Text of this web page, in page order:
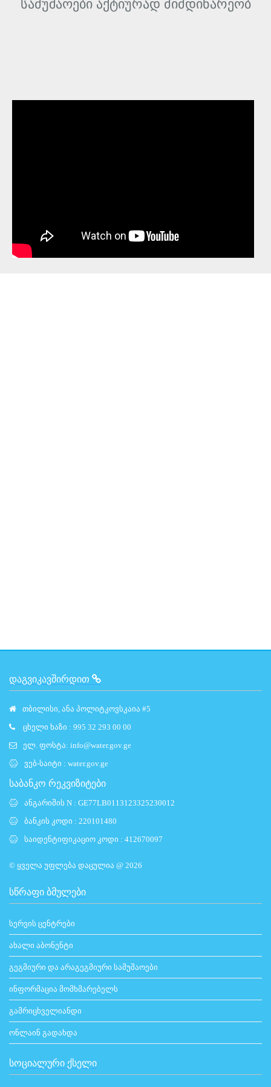
სამუშაოები აქტიურად მიმდინარეობ
ᲓᲐᲒᲕᲘᲙᲐᲕᲨᲘᲠᲓᲘᲗ
თბილისი, ანა პოლიტკოვსკაია #5
ცხელი ხაზი : 995 32 293 00 00
ელ. ფოსტა: info@water.gov.ge
ვებ-საიტი : water.gov.ge
საბანკო რეკვიზიტები
ანგარიშის N : GE77LB0113123325230012
ბანკის კოდი : 220101480
საიდენტიფიკაციო კოდი : 412670097
© ყველა უფლება დაცულია @ 2026
ᲡᲬᲠᲐᲤᲘ ᲑᲛᲣᲚᲔᲑᲘ
სერვის ცენტრები
ახალი აბონენტი
გეგმიური და არაგეგმიური სამუშაოები
ინფორმაცია მომხმარებელს
გამრიცხველიანდი
ონლაინ გადახდა
ᲡᲝᲪᲘᲐᲚᲣᲠᲘ ᲥᲡᲔᲚᲘ